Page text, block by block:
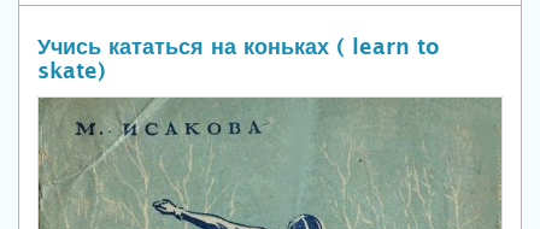
Учись кататься на коньках ( learn to
skate)